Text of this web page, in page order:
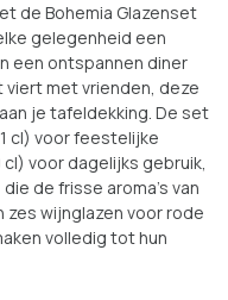
de Bohemia Glazenset
gelegenheid een
een ontspannen diner
met vrienden, deze
je tafeldekking. De set
cl) voor feestelijke
voor dagelijks gebruik,
de frisse aroma’s van
wijnglazen voor rode
volledig tot hun